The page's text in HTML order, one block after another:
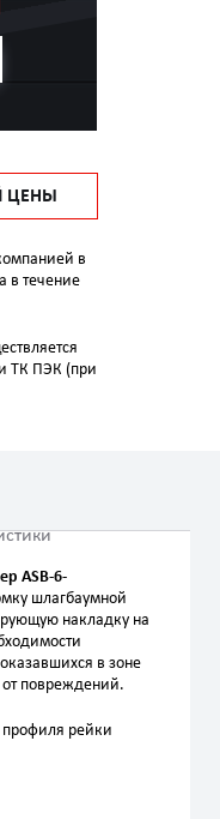
ЦЕНЫ
в
в течение
ТК ПЭК (при
ASB-6-
шлагбаумной
накладку на
в зоне
повреждений.
профиля рейки